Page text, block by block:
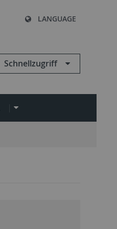
LANGUAGE
Schnellzugriff